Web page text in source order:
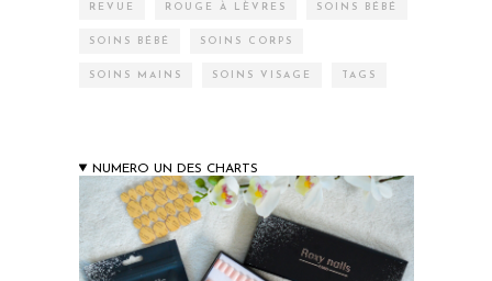
REVUE ROUGE À LÈVRES SOINS BÉBÉ
SOINS BÉBÉ SOINS CORPS
SOINS MAINS SOINS VISAGE TAGS
NUMERO UN DES CHARTS